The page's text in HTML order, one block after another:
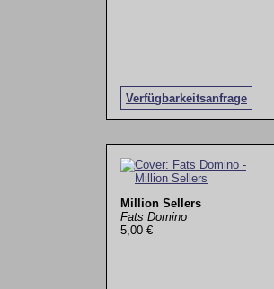
Verfügbarkeitsanfrage
Million Sellers
Fats Domino
5,00 €